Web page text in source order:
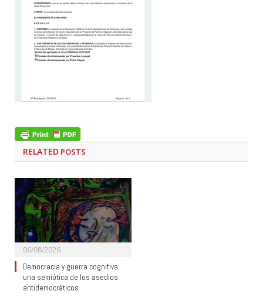
RELATED POSTS
06/08/2026
Democracia y guerra cognitiva:
una semiótica de los asedios
antidemocráticos